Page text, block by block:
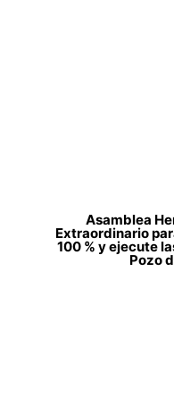
Asamblea
Extraordinario
100 % y ejecute
Pozo